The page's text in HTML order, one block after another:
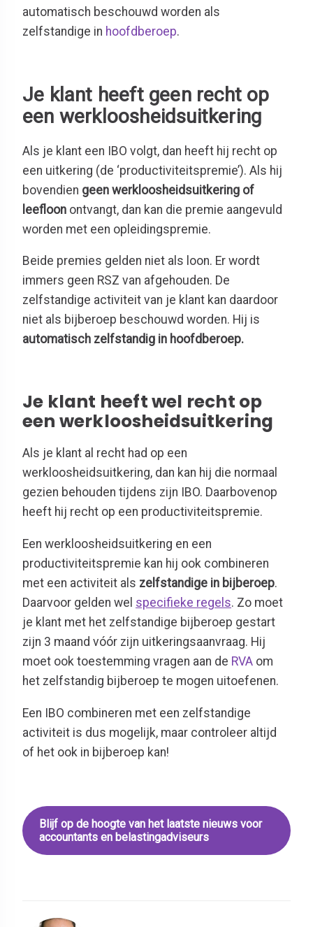
automatisch beschouwd worden als
zelfstandige in hoofdberoep.
Je klant heeft geen recht op
een werkloosheidsuitkering
Als je klant een IBO volgt, dan heeft hij recht op
een uitkering (de ‘productiviteitspremie’). Als hij
bovendien geen werkloosheidsuitkering of
leefloon ontvangt, dan kan die premie aangevuld
worden met een opleidingspremie.
Beide premies gelden niet als loon. Er wordt
immers geen RSZ van afgehouden. De
zelfstandige activiteit van je klant kan daardoor
niet als bijberoep beschouwd worden. Hij is
automatisch zelfstandig in hoofdberoep.
Je klant heeft wel recht op
een werkloosheidsuitkering
Als je klant al recht had op een
werkloosheidsuitkering, dan kan hij die normaal
gezien behouden tijdens zijn IBO. Daarbovenop
heeft hij recht op een productiviteitspremie.
Een werkloosheidsuitkering en een
productiviteitspremie kan hij ook combineren
met een activiteit als zelfstandige in bijberoep.
Daarvoor gelden wel specifieke regels. Zo moet
je klant met het zelfstandige bijberoep gestart
zijn 3 maand vóór zijn uitkeringsaanvraag. Hij
moet ook toestemming vragen aan de RVA om
het zelfstandig bijberoep te mogen uitoefenen.
Een IBO combineren met een zelfstandige
activiteit is dus mogelijk, maar controleer altijd
of het ook in bijberoep kan!
Blijf op de hoogte van het laatste nieuws voor
accountants en belastingadviseurs